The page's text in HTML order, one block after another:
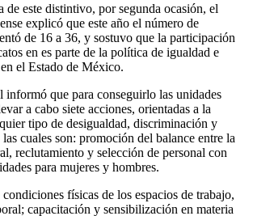
de este distintivo, por segunda ocasión, el
explicó que este año el número de
de 16 a 36, y sostuvo que la participación
en es parte de la política de igualdad e
el Estado de México.
informó que para conseguirlo las unidades
a cabo siete acciones, orientadas a la
tipo de desigualdad, discriminación y
cuales son: promoción del balance entre la
reclutamiento y selección de personal con
para mujeres y hombres.
físicas de los espacios de trabajo,
capacitación y sensibilización en materia